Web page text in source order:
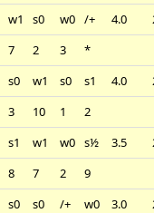
w1 s0 w0 /+ 4.0
7 2 3
*
s0 w1 s0 s1 4.0
3 10 1
2
s1 w1 w0 s½ 3.5
8 7 2
9
s0 s0 /+ w0 3.0